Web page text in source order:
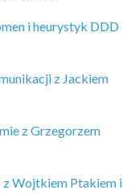
i heurystyk DDD
z Jackiem
z Grzegorzem
z Wojtkiem Ptakiem i